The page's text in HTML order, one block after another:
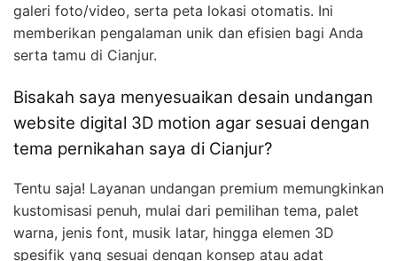
galeri foto/video, serta peta lokasi otomatis. Ini
memberikan pengalaman unik dan efisien bagi Anda
serta tamu di Cianjur.
Bisakah saya menyesuaikan desain undangan
website digital 3D motion agar sesuai dengan
tema pernikahan saya di Cianjur?
Tentu saja! Layanan undangan premium memungkinkan
kustomisasi penuh, mulai dari pemilihan tema, palet
warna, jenis font, musik latar, hingga elemen 3D
spesifik yang sesuai dengan konsep atau adat